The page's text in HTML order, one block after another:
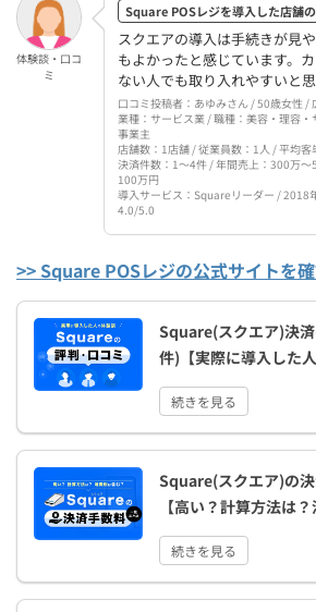
体験談・口コ
ミ
Square POSレジを導入した店舗
スクエアの導入は手続きが見
もよかったと感じています。
ない人でも取り入れやすいと思
口コミ投稿者：あゆみさん / 50歳女性 /
業種：サービス業 / 職種：美容・理容
事業主
店舗数：1店舗 / 従業員数：1人 / 平均
決済件数：1〜4件 / 年間売上：300万
100万円
導入サービス：Squareリーダー / 2018
4.0/5.0
>> Square POSレジの公式サイトを
Square(スクエア)決
件)【実際に導入した人
続きを見る
Square(スクエア)の
【高い？計算方法は
続きを見る